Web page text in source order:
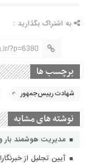
به اشتراک بگذارید :
?p=6380
برچسب ها
شهادت رییس‌جمهور
نوشته های مشابه
مدیریت هوشمند
آیین تجلیل از